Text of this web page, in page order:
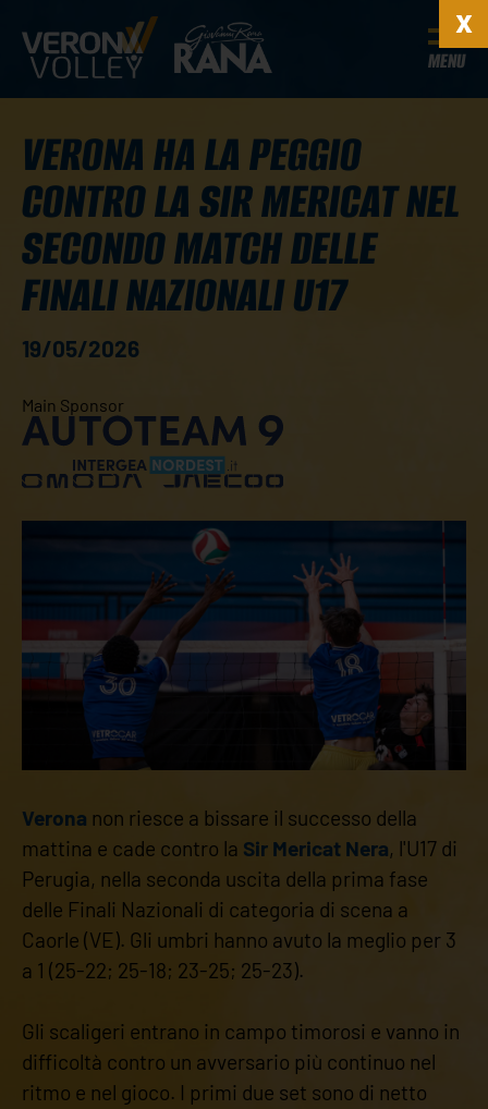
MENU
VERONA HA LA PEGGIO
CONTRO LA SIR MERICAT NEL
SECONDO MATCH DELLE
FINALI NAZIONALI U17
19/05/2026
Main Sponsor
Verona non riesce a bissare il successo della
mattina e cade contro la Sir Mericat Nera, l'U17 di
Perugia, nella seconda uscita della prima fase
delle Finali Nazionali di categoria di scena a
Caorle (VE). Gli umbri hanno avuto la meglio per 3
a 1 (25-22; 25-18; 23-25; 25-23).
Gli scaligeri entrano in campo timorosi e vanno in
difficoltà contro un avversario più continuo nel
ritmo e nel gioco. I primi due set sono di netto